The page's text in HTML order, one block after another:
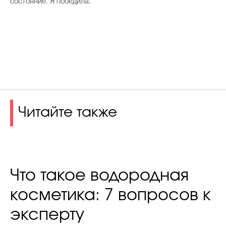
Читайте также
Что такое водородная
косметика: 7 вопросов к
эксперту